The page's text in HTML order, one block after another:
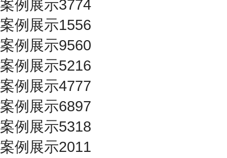
案例展示3774
案例展示1556
案例展示9560
案例展示5216
案例展示4777
案例展示6897
案例展示5318
案例展示2011